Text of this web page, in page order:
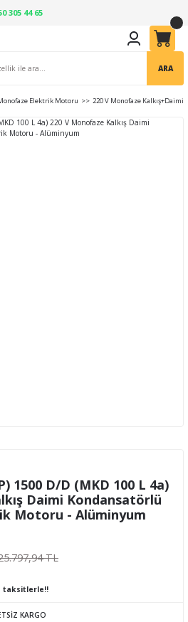
305 44 65
ARA
Elektrik Motoru 220 V Monofaze
1500 D/D (MKD 100 L 4a)
Daimi Kondansatörlü
Motoru - Alüminyum
TL
taksitlerle!!
KARGO